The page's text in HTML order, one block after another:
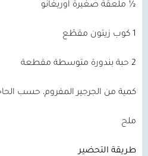
½ ملعقة صغيرة أوريغانو
1 كوب زيتون مقطّع
2 حبة بندورة متوسطة مقطعة
كمية من الجرجير المفروم، حسب
ملح
طريقة التحضير